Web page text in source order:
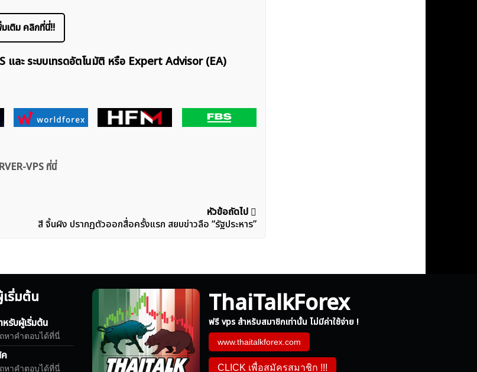
เติม คลิกที่นี่!!
และ ระบบเทรดอัตโนมัติ หรือ Expert Advisor (EA)
VPS ที่นี่
หัวข้อถัดไป
สี จิ้นผิง ปรากฏตัวออกสื่อครั้งแรก สยบข่าวลือ “รัฐประหาร”
ริ่มต้น
รับผู้เริ่มต้น
หาคำตอบได้ที่นี่
หาคำตอบได้ที่นี่
ThaiTalkForex
ฟรี vps สำหรับสมาชิกเท่านั้น ไม่มีค่าใช้จ่าย !
www.thaitalkforex.com
CLICK เพื่อสมัครสมาชิก !!!